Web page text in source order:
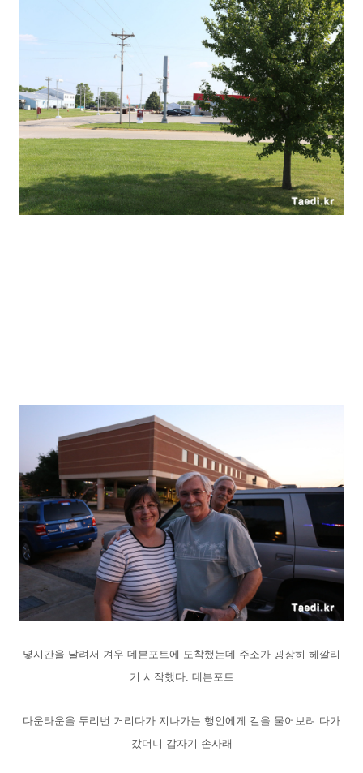
몇시간을 달려서 겨우 데븐포트에 도착했는데 주소가 굉장히 헤깔리
기 시작했다. 데븐포트
다운타운을 두리번 거리다가 지나가는 행인에게 길을 물어보려 다가
갔더니 갑자기 손사래